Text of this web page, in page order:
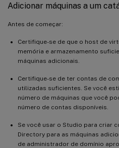
Adicionar máquinas a um
Antes de começar:
Certifique-se de que o host de
memória e armazenamento
máquinas adicionais.
Certifique-se de ter contas de
utilizadas suficientes. Se você
número de máquinas que você
número de contas disponíveis.
Se você usar o Studio para criar
Directory para as máquinas
de administrador de domínio